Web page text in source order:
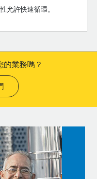
允許快速循環。
的業務嗎？